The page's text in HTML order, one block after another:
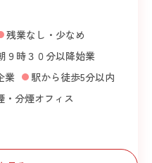
残業なし・少なめ
９時３０分以降始業
業
駅から徒歩5分以内
・分煙オフィス